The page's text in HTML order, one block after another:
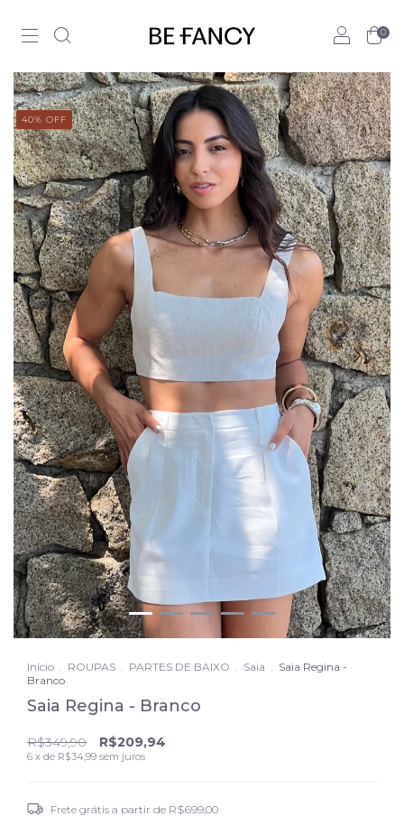
0
40% OFF
Início . ROUPAS . PARTES DE BAIXO . Saia . Saia Regina -
Branco
Saia Regina - Branco
R$349,90 R$209,94
6 x de R$34,99 sem juros
Frete grátis a partir de R$699,00